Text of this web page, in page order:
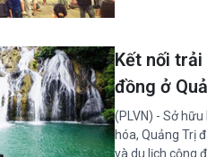
Kết nối
đồng ở
(PLVN) - Sở
hóa, Quảng Trị
và du lịch cộng